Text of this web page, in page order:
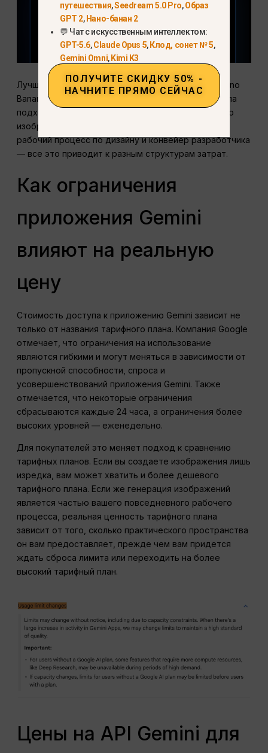
Лучше задать не вопрос “Какой тарифный план Nano
Banana Pro мне выбрать?”, а “Какой способ доступа
подходит для моей рабочей нагрузки?”. Несколько
изображений продуктов в неделю, ежедневный
рабочий процесс по дизайну и конвейер разработчика
— все это приводит к разным структурам затрат.
Как ограничения
приложения Gemini
влияют на реальную
цену
Стоимость доступа к приложению Gemini зависит не
только от названия тарифного плана. Компания Google
отмечает, что ограничения на использование
являются гибкими и могут меняться в зависимости от
пропускной способности, спроса и
усовершенствований приложения Gemini. Также
отмечается, что некоторые ограничения
сбрасываются каждые 24 часа, а ограничения более
высоких уровней — еженедельно.
Для покупателей это меняет подход к сравнению
тарифных планов. Если вы создаете изображения лишь
изредка, вам может хватить и более дешевого
тарифного плана. Если же генерация изображений
является частью вашего повседневного рабочего
процесса, реальная ценность тарифного плана
зависит от того, сколько практического пространства
он вам предоставляет, прежде чем вам придется
ждать сброса лимита или переходить на более
высокий тарифный план.
Цены на API Gemini для
путешествия,Seedream 5.0 Pro,Образ
GPT 2,Нано-банан 2
💬 Чат с искусственным интеллектом:
GPT-5.6,Claude Opus 5,Клод, сонет № 5,
Gemini Omni,Kimi K3
ПОЛУЧИТЕ СКИДКУ 50% -
НАЧНИТЕ ПРЯМО СЕЙЧАС